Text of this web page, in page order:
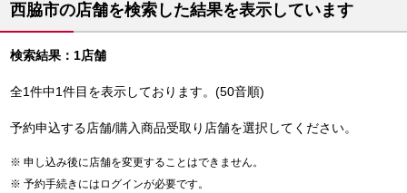
西脇市の店舗を検索した結果を表示しています
検索結果：1店舗
全1件中1件目を表示しております。(50音順)
予約申込する店舗/購入商品受取り店舗を選択してください。
申し込み後に店舗を変更することはできません。
予約手続きにはログインが必要です。